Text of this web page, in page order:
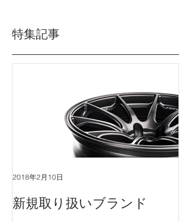
特集記事
新規取り扱いブランド
2018年2月10日